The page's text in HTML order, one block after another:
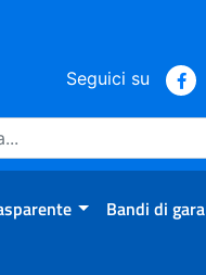
Seguici su
Bandi di gara